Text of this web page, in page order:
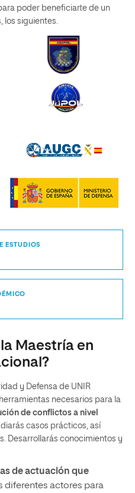
poder beneficiarte de un
los siguientes.
ESTUDIOS
Maestría en
y Defensa de UNIR
necesarios para la
de conflictos a nivel
casos prácticos, así
Desarrollarás conocimientos y
de actuación que
diferentes actores para